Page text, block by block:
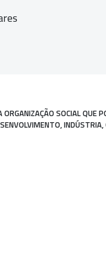
SOCIAL QUE
INDÚSTRIA,